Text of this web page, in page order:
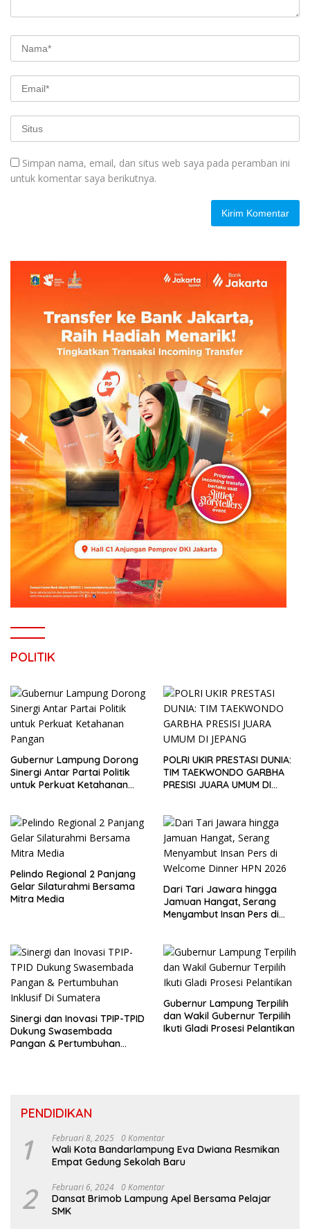
Simpan nama, email, dan situs web saya pada peramban ini
untuk komentar saya berikutnya.
POLITIK
Gubernur Lampung Dorong
Sinergi Antar Partai Politik
untuk Perkuat Ketahanan
POLRI UKIR PRESTASI DUNIA:
TIM TAEKWONDO GARBHA
PRESISI JUARA UMUM DI
Pelindo Regional 2 Panjang
Gelar Silaturahmi Bersama
Mitra Media
Dari Tari Jawara hingga
Jamuan Hangat, Serang
Menyambut Insan Pers di
Sinergi dan Inovasi TPIP-TPID
Dukung Swasembada
Pangan & Pertumbuhan
Gubernur Lampung Terpilih
dan Wakil Gubernur Terpilih
Ikuti Gladi Prosesi Pelantikan
PENDIDIKAN
1 Februari 8, 2025 0 Komentar
Wali Kota Bandarlampung Eva Dwiana Resmikan
Empat Gedung Sekolah Baru
2 Februari 6, 2024 0 Komentar
Dansat Brimob Lampung Apel Bersama Pelajar
SMK